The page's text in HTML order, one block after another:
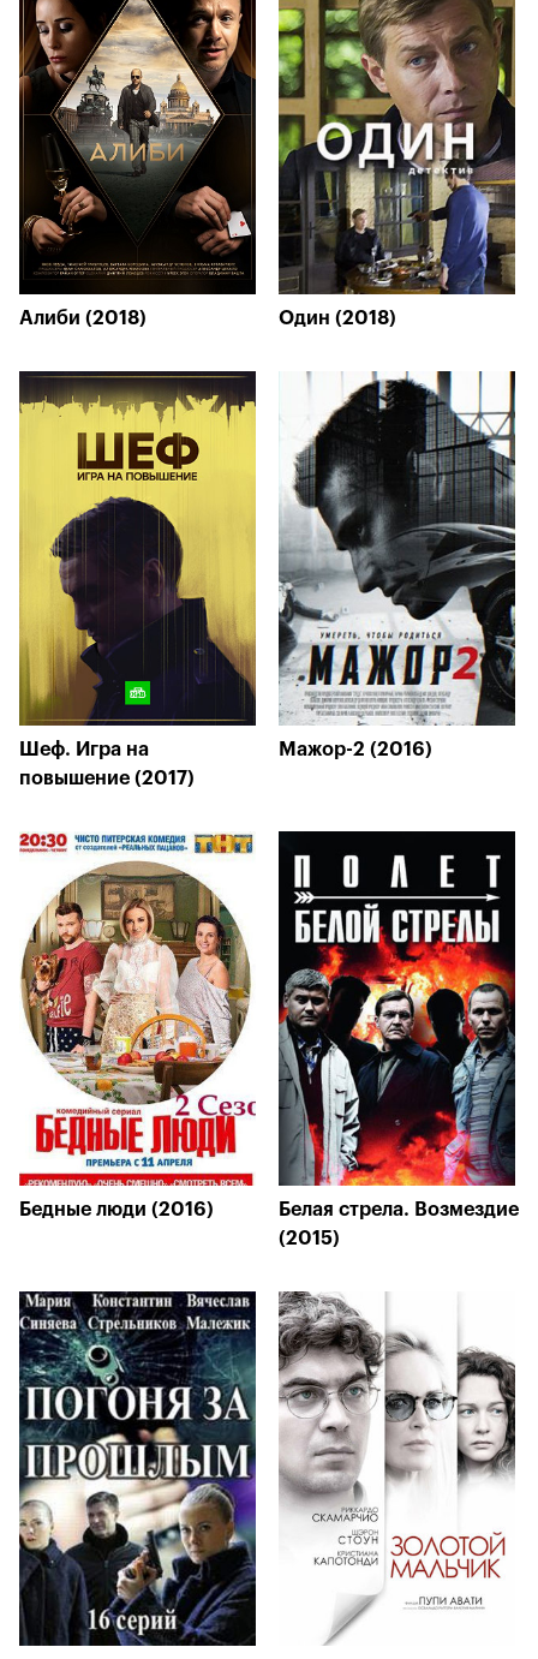
Алиби (2018) Один (2018)
Шеф. Игра на
повышение (2017)
Мажор-2 (2016)
Бедные люди (2016)
Белая стрела. Возмездие
(2015)